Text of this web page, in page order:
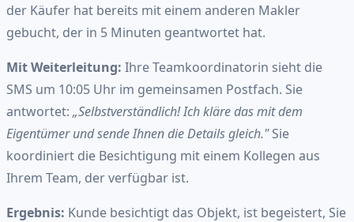
der Käufer hat bereits mit einem anderen Makler
gebucht, der in 5 Minuten geantwortet hat.
Mit Weiterleitung: Ihre Teamkoordinatorin sieht die
SMS um 10:05 Uhr im gemeinsamen Postfach. Sie
antwortet: „Selbstverständlich! Ich kläre das mit dem
Eigentümer und sende Ihnen die Details gleich."Sie
koordiniert die Besichtigung mit einem Kollegen aus
Ihrem Team, der verfügbar ist.
Ergebnis: Kunde besichtigt das Objekt, ist begeistert, Sie